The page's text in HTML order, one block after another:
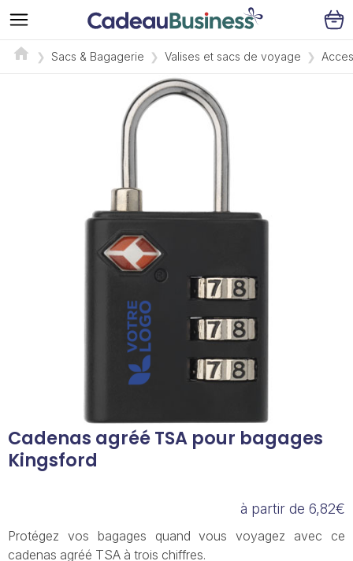
Sacs & Bagagerie Valises et sacs de voyage
Cadenas agréé TSA pour bagages
Kingsford
à partir de 6,82€
Protégez vos bagages quand vous voyagez avec ce
cadenas agréé TSA à trois chiffres.